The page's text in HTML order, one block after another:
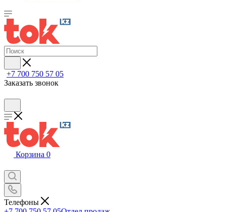
+7 700 750 57 05
Заказать звонок
Корзина 0
Телефоны